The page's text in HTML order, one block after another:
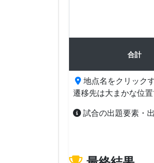
合計
地点名をクリック
遷移先は大まかな位
試合の出題要素・